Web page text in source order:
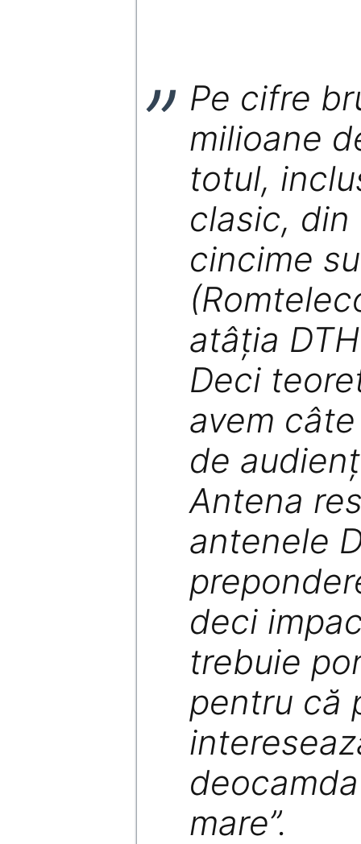
Pe cifre
milioane
totul,
clasic, din
cincime
atâţia
Deci
avem
de
Antena
antenele
deci
trebuie
pentru că
mare”.